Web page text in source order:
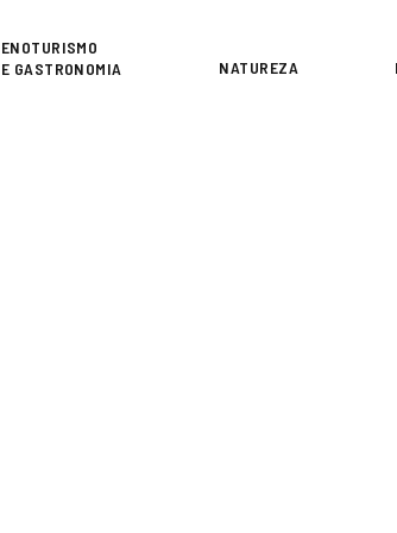
ENOTURISMO
E GASTRONOMIA
NATUREZA